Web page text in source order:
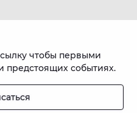
чтобы первыми
предстоящих событиях.